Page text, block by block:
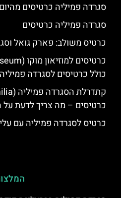
סגרדה פמיליה כרטיסים
סגרדה פמיליה כרטיסים
כרטיס משולב: פארק גואל
כולל כרטיסים לסגרדה
כרטיסים – מה צריך לדעת על
כרטיס לסגרדה פמיליה עם